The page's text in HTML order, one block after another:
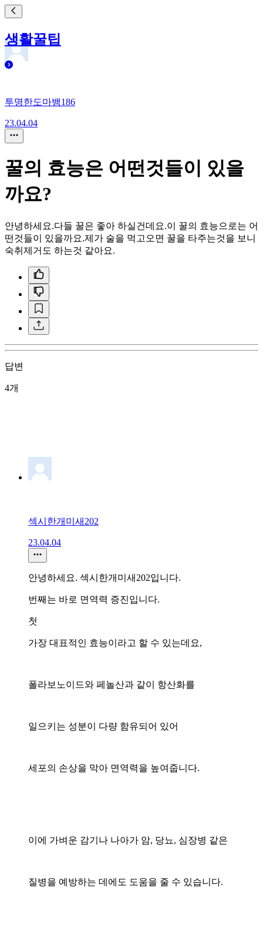
생활꿀팁
투명한도마뱀186
23.04.04
꿀의 효능은 어떤것들이 있을
까요?
안녕하세요.다들 꿀은 좋아 하실건데요.이 꿀의 효능으로는 어
떤것들이 있을까요.제가 술을 먹고오면 꿀을 타주는것을 보니
숙취제거도 하는것 같아요.
답변
4개
섹시한개미새202
23.04.04
안녕하세요. 섹시한개미새202입니다.
번째는 바로 면역력 증진입니다.
첫
가장 대표적인 효능이라고 할 수 있는데요,
폴라보노이드와 페놀산과 같이 항산화를
일으키는 성분이 다량 함유되어 있어
세포의 손상을 막아 면역력을 높여줍니다.
이에 가벼운 감기나 나아가 암, 당뇨, 심장병 같은
질병을 예방하는 데에도 도움을 줄 수 있습니다.